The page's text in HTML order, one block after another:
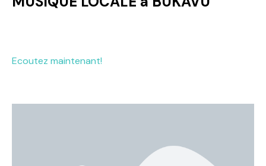
Ecoutez maintenant!